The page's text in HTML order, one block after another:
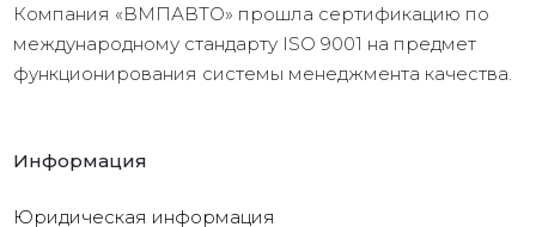
Компания «ВМПАВТО» прошла сертификацию по
международному стандарту ISO 9001 на предмет
функционирования системы менеджмента качества.
Информация
Юридическая информация